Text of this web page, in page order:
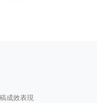
成效表現